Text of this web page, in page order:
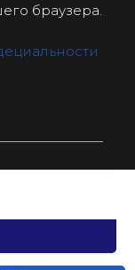
браузера.